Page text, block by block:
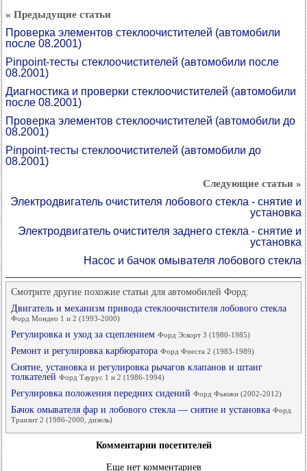
« Предыдущие статьи
Проверка элементов стеклоочистителей (автомобили
после 08.2001)
Pinpoint-тесты стеклоочистителей (автомобили после
08.2001)
Диагностика и проверки стеклоочистителей (автомобили
после 08.2001)
Проверка элементов стеклоочистителей (автомобили до
08.2001)
Pinpoint-тесты стеклоочистителей (автомобили до
08.2001)
Следующие статьи »
Электродвигатель очистителя лобового стекла - снятие и
установка
Электродвигатель очистителя заднего стекла - снятие и
установка
Насос и бачок омывателя лобового стекла
Смотрите другие похожие статьи для автомобилей Форд:
Двигатель и механизм привода стеклоочистителя лобового стекла
Форд Мондео 1 и 2 (1993-2000)
Регулировка и уход за сцеплением Форд Эскорт 3 (1980-1985)
Ремонт и регулировка карбюратора Форд Фиеста 2 (1983-1989)
Снятие, установка и регулировка рычагов клапанов и штанг
толкателей Форд Таурус 1 и 2 (1986-1994)
Регулировка положения передних сидений Форд Фьюжн (2002-2012)
Бачок омывателя фар и лобового стекла — снятие и установка Форд
Транзит 2 (1986-2000, дизель)
Комментарии посетителей
Еще нет комментариев